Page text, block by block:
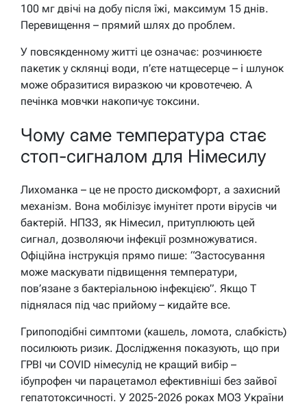
100 мг двічі на добу після їжі, максимум 15 днів.
Перевищення – прямий шлях до проблем.
У повсякденному житті це означає: розчинюєте
пакетик у склянці води, п’єте натщесерце – і шлунок
може образитися виразкою чи кровотечею. А
печінка мовчки накопичує токсини.
Чому саме температура стає
стоп-сигналом для Німесилу
Лихоманка – це не просто дискомфорт, а захисний
механізм. Вона мобілізує імунітет проти вірусів чи
бактерій. НПЗЗ, як Німесил, притуплюють цей
сигнал, дозволяючи інфекції розмножуватися.
Офіційна інструкція прямо пише: “Застосування
може маскувати підвищення температури,
пов’язане з бактеріальною інфекцією”. Якщо T
піднялася під час прийому – кидайте все.
Грипоподібні симптоми (кашель, ломота, слабкість)
посилюють ризик. Дослідження показують, що при
ГРВІ чи COVID німесулід не кращий вибір –
ібупрофен чи парацетамол ефективніші без зайвої
гепатотоксичності. У 2025-2026 роках МОЗ України